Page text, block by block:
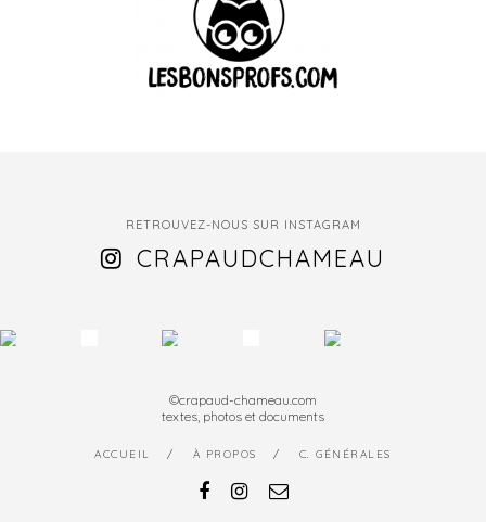
RETROUVEZ-NOUS SUR INSTAGRAM
CRAPAUDCHAMEAU
©crapaud-chameau.com
textes, photos et documents
ACCUEIL À PROPOS C. GÉNÉRALES